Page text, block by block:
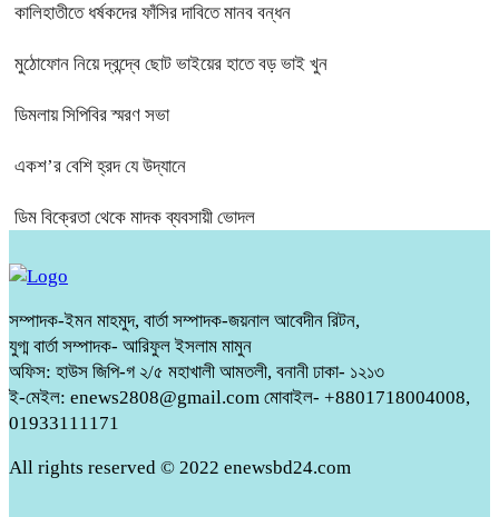
কালিহাতীতে ধর্ষকদের ফাঁসির দাবিতে মানব বন্ধন
মুঠোফোন নিয়ে দ্বন্দ্বে ছোট ভাইয়ের হাতে বড় ভাই খুন
ডিমলায় সিপিবির স্মরণ সভা
একশ’র বেশি হ্রদ যে উদ্যানে
ডিম বিক্রেতা থেকে মাদক ব্যবসায়ী ভোদল
সম্পাদক-ইমন মাহমুদ, বার্তা সম্পাদক-জয়নাল আবেদীন রিটন,
যুগ্ম বার্তা সম্পাদক- আরিফুল ইসলাম মামুন
অফিস: হাউস জিপি-গ ২/৫ মহাখালী আমতলী, বনানী ঢাকা- ১২১৩
ই-মেইল: enews2808@gmail.com মোবাইল- +8801718004008,
01933111171
All rights reserved © 2022 enewsbd24.com